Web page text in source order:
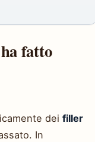
fatto
dei filler
In